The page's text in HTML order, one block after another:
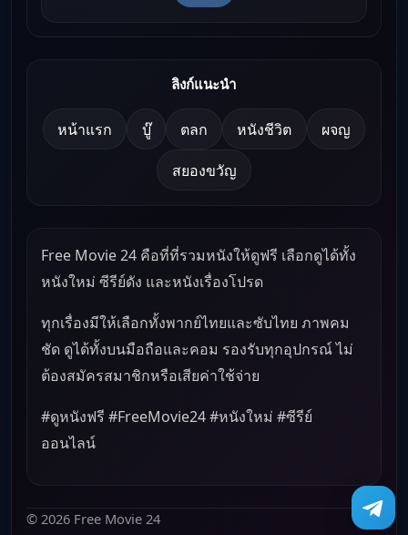
ลิงก์แนะนำ
หน้าแรก บู๊ ตลก หนังชีวิต ผจญ
สยองขวัญ
Free Movie 24 คือที่ที่รวมหนังให้ดูฟรี เลือกดูได้ทั้ง
หนังใหม่ ซีรีย์ดัง และหนังเรื่องโปรด
ทุกเรื่องมีให้เลือกทั้งพากย์ไทยและซับไทย ภาพคม
ชัด ดูได้ทั้งบนมือถือและคอม รองรับทุกอุปกรณ์ ไม่
ต้องสมัครสมาชิกหรือเสียค่าใช้จ่าย
#ดูหนังฟรี #FreeMovie24 #หนังใหม่ #ซีรีย์
ออนไลน์
© 2026 Free Movie 24